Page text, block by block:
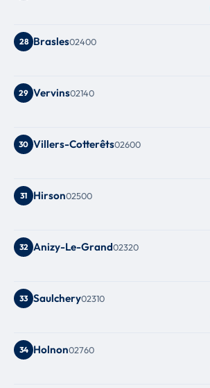
28 Brasles02400
29 Vervins02140
30 Villers-Cotterêts02600
31 Hirson02500
32 Anizy-Le-Grand02320
33 Saulchery02310
34 Holnon02760